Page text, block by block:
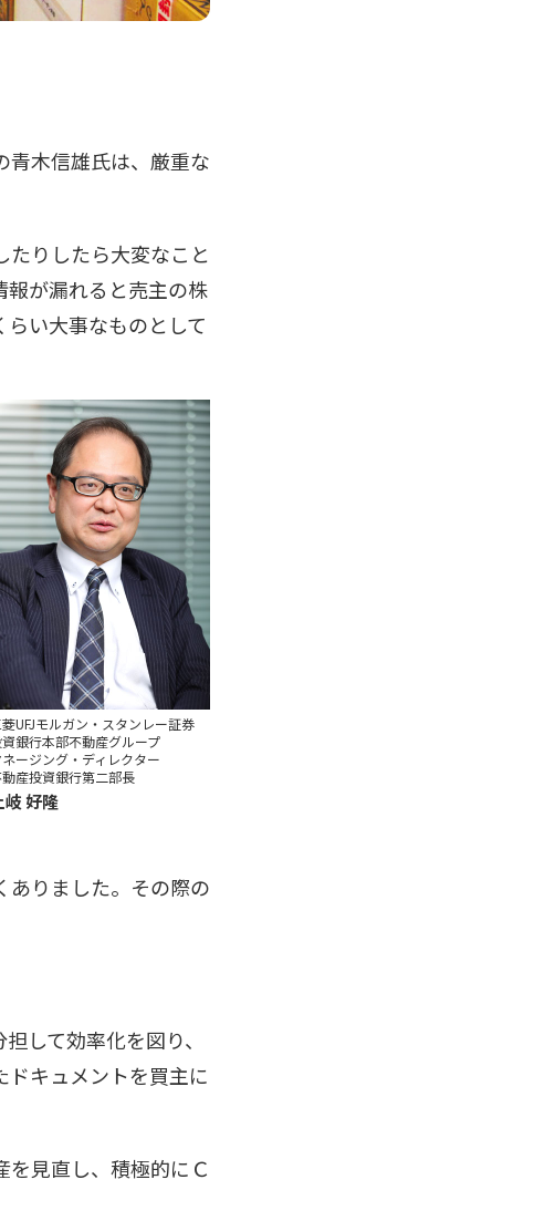
木信雄氏は、厳重な
りしたら大変なこと
報が漏れると売主の株
い大事なものとして
UFJモルガン・スタンレー証券
銀行本部不動産グループ
ネージング・ディレクター
産投資銀行第二部長
岐 好隆
りました。その際の
して効率化を図り、
キュメントを買主に
見直し、積極的にＣ